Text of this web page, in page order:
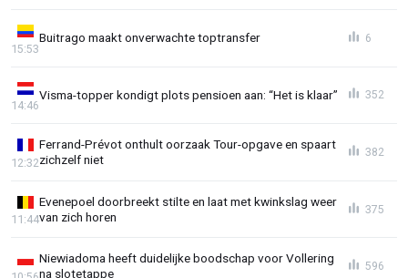
Buitrago maakt onverwachte toptransfer
15:53
6
Visma-topper kondigt plots pensioen aan: “Het is klaar”
14:46
352
Ferrand-Prévot onthult oorzaak Tour-opgave en spaart
zichzelf niet
12:32
382
Evenepoel doorbreekt stilte en laat met kwinkslag weer
van zich horen
11:44
375
Niewiadoma heeft duidelijke boodschap voor Vollering
na slotetappe
596